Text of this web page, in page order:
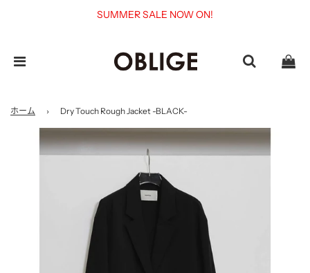
SUMMER SALE NOW ON!
ホーム › Dry Touch Rough Jacket -BLACK-